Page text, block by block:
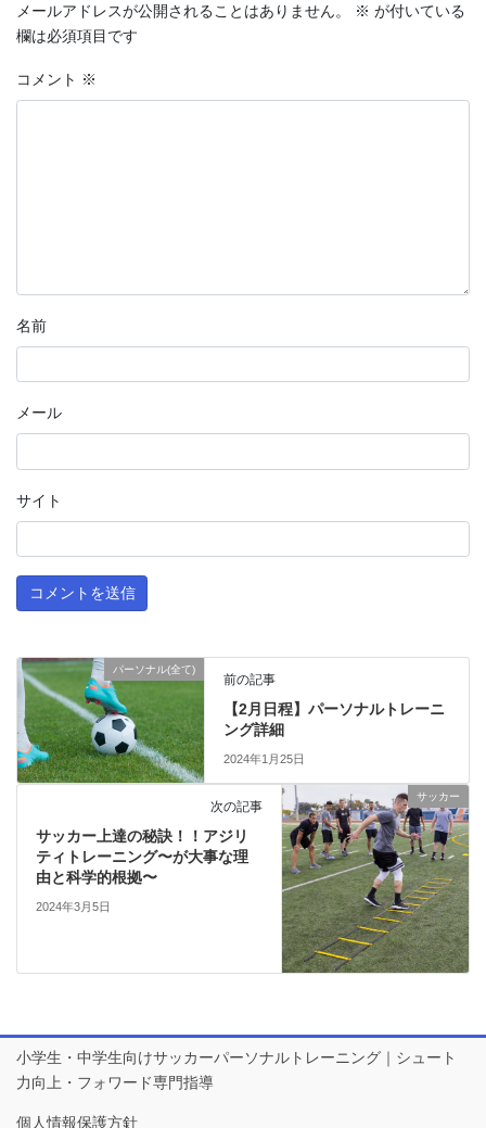
メールアドレスが公開されることはありません。 ※ が付いている
欄は必須項目です
コメント ※
名前
メール
サイト
パーソナル(全て)
前の記事
【2月日程】パーソナルトレーニ
ング詳細
2024年1月25日
サッカー
次の記事
サッカー上達の秘訣！！アジリ
ティトレーニング〜が大事な理
由と科学的根拠〜
2024年3月5日
小学生・中学生向けサッカーパーソナルトレーニング｜シュート
力向上・フォワード専門指導
個人情報保護方針